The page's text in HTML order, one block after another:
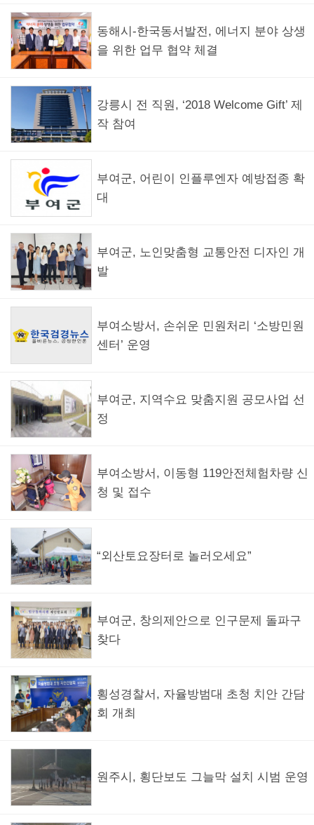
동해시-한국동서발전, 에너지 분야 상생
을 위한 업무 협약 체결
강릉시 전 직원, ‘2018 Welcome Gift’ 제
작 참여
부여군, 어린이 인플루엔자 예방접종 확
대
부여군, 노인맞춤형 교통안전 디자인 개
발
부여소방서, 손쉬운 민원처리 ‘소방민원
센터’ 운영
부여군, 지역수요 맞춤지원 공모사업 선
정
부여소방서, 이동형 119안전체험차량 신
청 및 접수
“외산토요장터로 놀러오세요”
부여군, 창의제안으로 인구문제 돌파구
찾다
횡성경찰서, 자율방범대 초청 치안 간담
회 개최
원주시, 횡단보도 그늘막 설치 시범 운영